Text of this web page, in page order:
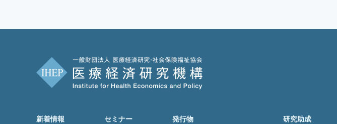
新着情報 セミナー 発行物 研究助成